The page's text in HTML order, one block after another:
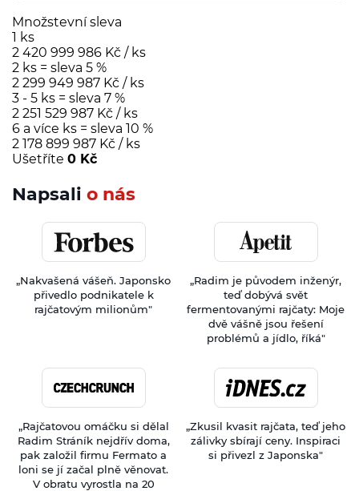
Množstevní sleva
1 ks
2 420 999 986 Kč / ks
2 ks = sleva 5 %
2 299 949 987 Kč / ks
3 - 5 ks = sleva 7 %
2 251 529 987 Kč / ks
6 a více ks = sleva 10 %
2 178 899 987 Kč / ks
Ušetříte 0 Kč
Napsali o nás
„Nakvašená vášeň. Japonsko
přivedlo podnikatele k
rajčatovým milionům"
„Radim je původem inženýr,
teď dobývá svět
fermentovanými rajčaty: Moje
dvě vášně jsou řešení
problémů a jídlo, říká"
„Rajčatovou omáčku si dělal
Radim Stráník nejdřív doma,
pak založil firmu Fermato a
loni se jí začal plně věnovat.
V obratu vyrostla na 20
„Zkusil kvasit rajčata, teď jeho
zálivky sbírají ceny. Inspiraci
si přivezl z Japonska"